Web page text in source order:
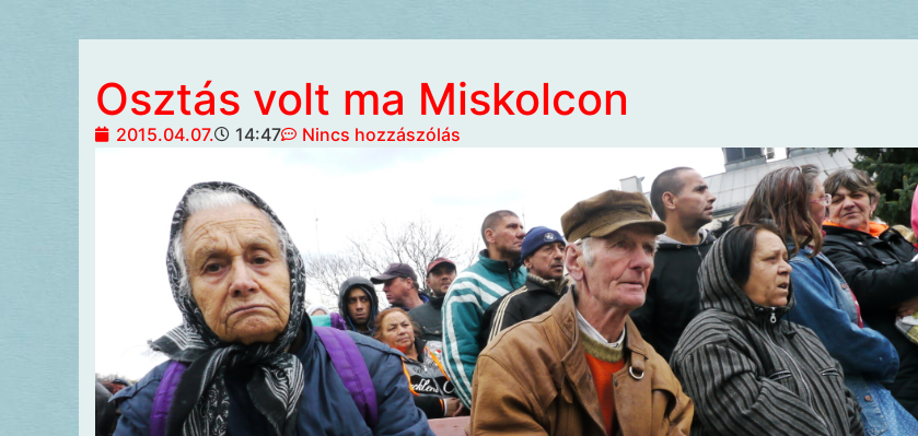
Osztás volt ma Miskolcon
2015.04.07. 14:47 Nincs hozzászólás